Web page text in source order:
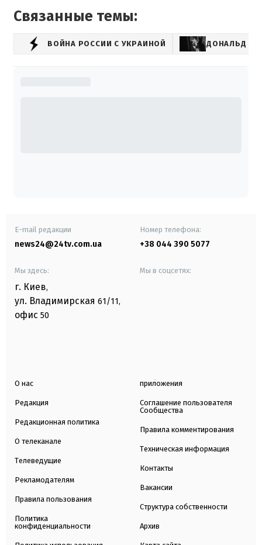
Связанные темы:
ВОЙНА РОССИИ С УКРАИНОЙ ДОНАЛЬД
E-mail редакции
news24@24tv.com.ua
Номер телефона:
+38 044 390 5077
Мы здесь:
г. Киев,
ул. Владимирская 61/11,
офис 50
Мы в соцсетях:
О нас
Редакция
Редакционная политика
О телеканале
Телеведущие
Рекламодателям
Правила пользования
Политика
конфиденциальности
приложения
Соглашение пользователя
Сообщества
Правила комментирования
Техническая информация
Контакты
Вакансии
Структура собственности
Архив